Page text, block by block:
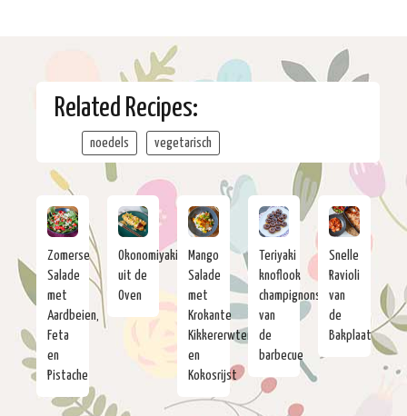
Related Recipes:
noedels vegetarisch
Zomerse
Salade
met
Aardbeien,
Feta
en
Pistache
Okonomiyaki
uit de
Oven
Mango
Salade
met
Krokante
Kikkererwten
en
Kokosrijst
Teriyaki
knoflook
champignons
van
de
barbecue
Snelle
Ravioli
van
de
Bakplaat